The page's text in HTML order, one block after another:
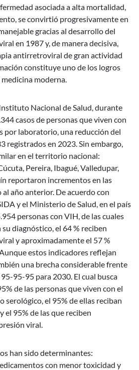
asociada a alta mortalidad,
se convirtió progresivamente en
gracias al desarrollo del
en 1987 y, de manera decisiva,
antirretroviral de gran actividad
constituye uno de los logros
moderna.
Nacional de Salud, durante
casos de personas que viven con
por laboratorio, una reducción del
registrados en 2023. Sin embargo,
en el territorio nacional:
Pereira, Ibagué, Valledupar,
reportaron incrementos en las
año anterior. De acuerdo con
y el Ministerio de Salud, en el país
personas con VIH, de las cuales
diagnóstico, el 64 % reciben
y aproximadamente el 57 %
estos indicadores reflejan
una brecha considerable frente
95-95 para 2030. El cual busca
de las personas que viven con el
serológico, el 95% de ellas reciban
95% de las que reciben
viral.
han sido determinantes:
con menor toxicidad y